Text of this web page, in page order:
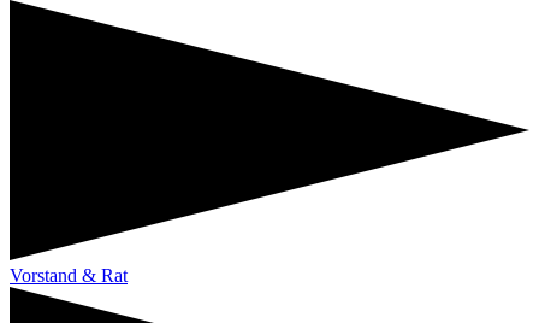
Vorstand & Rat